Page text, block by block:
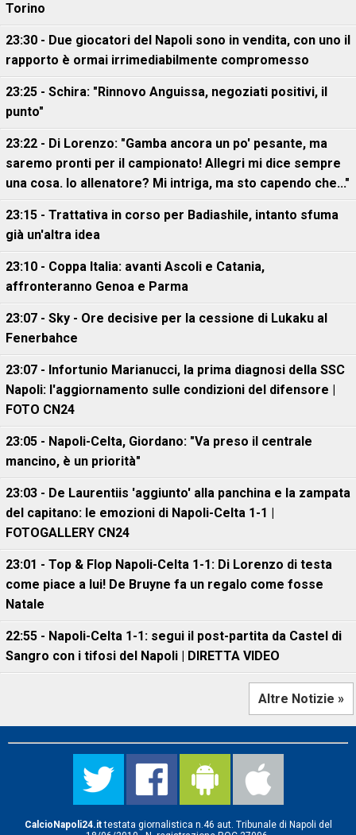
Torino
23:30 - Due giocatori del Napoli sono in vendita, con uno il
rapporto è ormai irrimediabilmente compromesso
23:25 - Schira: "Rinnovo Anguissa, negoziati positivi, il
punto"
23:22 - Di Lorenzo: "Gamba ancora un po' pesante, ma
saremo pronti per il campionato! Allegri mi dice sempre
una cosa. Io allenatore? Mi intriga, ma sto capendo che..."
23:15 - Trattativa in corso per Badiashile, intanto sfuma
già un'altra idea
23:10 - Coppa Italia: avanti Ascoli e Catania,
affronteranno Genoa e Parma
23:07 - Sky - Ore decisive per la cessione di Lukaku al
Fenerbahce
23:07 - Infortunio Marianucci, la prima diagnosi della SSC
Napoli: l'aggiornamento sulle condizioni del difensore |
FOTO CN24
23:05 - Napoli-Celta, Giordano: "Va preso il centrale
mancino, è un priorità"
23:03 - De Laurentiis 'aggiunto' alla panchina e la zampata
del capitano: le emozioni di Napoli-Celta 1-1 |
FOTOGALLERY CN24
23:01 - Top & Flop Napoli-Celta 1-1: Di Lorenzo di testa
come piace a lui! De Bruyne fa un regalo come fosse
Natale
22:55 - Napoli-Celta 1-1: segui il post-partita da Castel di
Sangro con i tifosi del Napoli | DIRETTA VIDEO
Altre Notizie »
CalcioNapoli24.ittestata giornalistica n.46 aut. Tribunale di Napoli del